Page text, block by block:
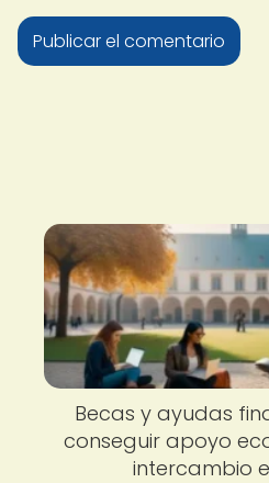
Becas y ayudas
conseguir apoyo
intercambio